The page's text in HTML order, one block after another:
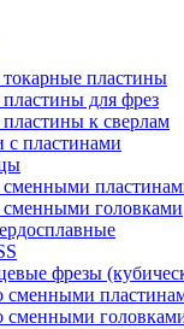
пластины
для фрез
к сверлам
с пластинами
головками
фрезы
сменными
сменными